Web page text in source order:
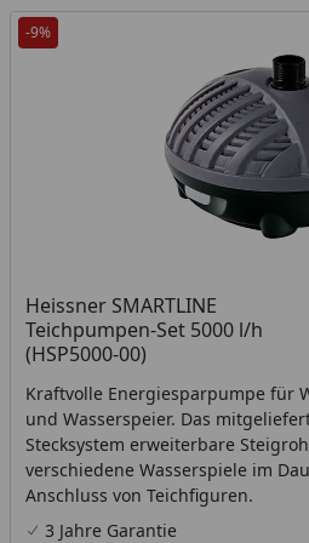
-9%
Heissner SMARTLINE
Teichpumpen-Set 5000 l/h
(HSP5000-00)
Kraftvolle Energiesparpumpe für
und Wasserspeier. Das
Stecksystem erweiterbare
verschiedene Wasserspiele im
Anschluss von Teichfiguren.
3 Jahre Garantie